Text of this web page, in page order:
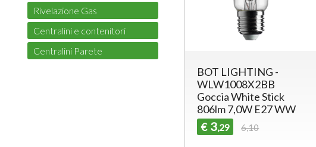
BOT LIGHTING -
WLW1008X2BB
Goccia White Stick
806lm 7,0W E27 WW
€ 3,29 6,10
Rivelazione Gas
Centralini e contenitori
Centralini Parete